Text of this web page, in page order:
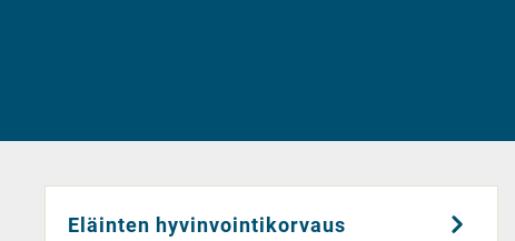
Eläinten hyvinvointikorvaus